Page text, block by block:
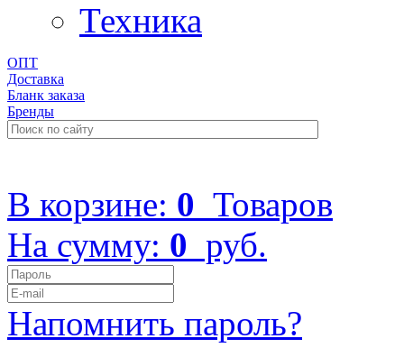
Техника
ОПТ
Доставка
Бланк заказа
Бренды
В корзине: 0 Товаров
На сумму: 0 руб.
Напомнить пароль?